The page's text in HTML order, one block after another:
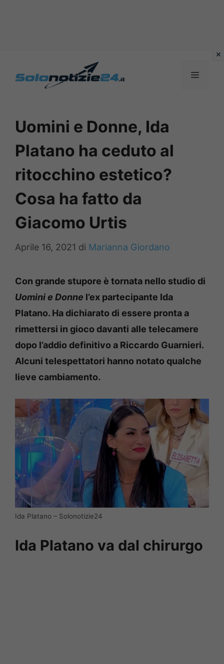
MENU
Uomini e Donne, Ida
Platano ha ceduto al
ritocchino estetico?
Cosa ha fatto da
Giacomo Urtis
Aprile 16, 2021 di Marianna Giordano
Con grande stupore è tornata nello studio di
Uomini e Donne l’ex partecipante Ida
Platano. Ha dichiarato di essere pronta a
rimettersi in gioco davanti alle telecamere
dopo l’addio definitivo a Riccardo Guarnieri.
Alcuni telespettatori hanno notato qualche
lieve cambiamento.
Ida Platano – Solonotizie24
Ida Platano va dal chirurgo